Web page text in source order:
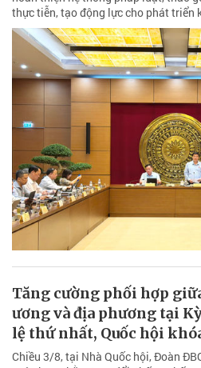
thực tiễn, tạo động lực cho phát triển
Tăng cường phối hợp
ương và địa phương tại
lệ thứ nhất, Quốc hội
Chiều 3/8, tại Nhà Quốc hội, Đoàn